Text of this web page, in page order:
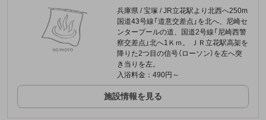
兵庫県 / 宝塚 / JR立花駅より北西へ250m
国道43号線「道意交差点」を北へ、尼崎セ
ンタープールの道、国道2号線「尼崎西警
察交差点」北へ1Ｋｍ。 ＪＲ立花駅高架を
降りた2つ目の信号（ローソン）を左へ突
き当りを左。
入浴料金：490円～
施設情報を見る